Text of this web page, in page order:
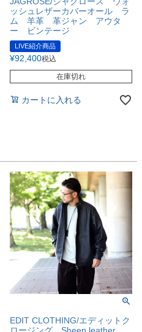
ッシュレザーカバーオール ラ
ム 羊革 革ジャン アウタ
ー ビンテージ
LIVE紹介商品
¥92,400税込
在庫切れ
カートに入れる
EDIT CLOTHING/エディットク